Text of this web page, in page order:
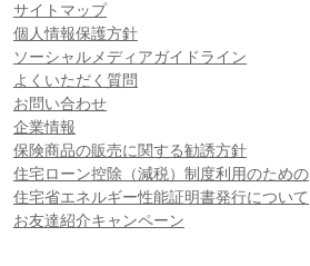
サイトマップ
個人情報保護方針
ソーシャルメディアガイドライン
よくいただく質問
お問い合わせ
企業情報
保険商品の販売に関する勧誘方針
住宅ローン控除（減税）制度利用のための
住宅省エネルギー性能証明書発行について
お友達紹介キャンペーン